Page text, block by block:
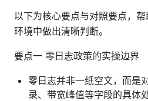
以下为核心要点与对照要点，
环境中做出清晰判断。
要点一 零日志政策的实操边界
零日志并非一纸空文，而是
录、带宽峰值等字段的具体